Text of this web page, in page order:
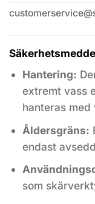
Hantering:
extremt vass
hanteras
Åldersgräns:
endast
som